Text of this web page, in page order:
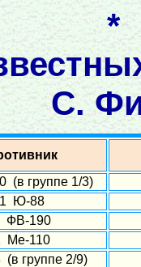
С.
(в группе 1/3)
1 Ю-88
ФВ-190
Ме-110
группе 2/9)